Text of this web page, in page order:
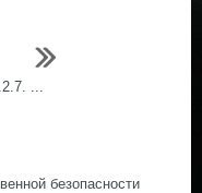
...
безопасности